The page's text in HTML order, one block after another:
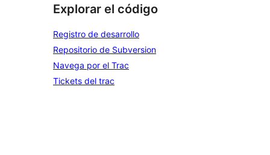
Explorar el código
Registro de desarrollo
Repositorio de Subversion
Navega por el Trac
Tickets del trac